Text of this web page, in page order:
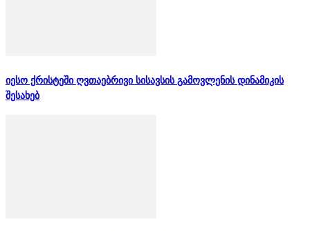
იესო ქრისტეში ღვთაებრივი სისავსის გამოვლენის დინამიკის
შესახებ